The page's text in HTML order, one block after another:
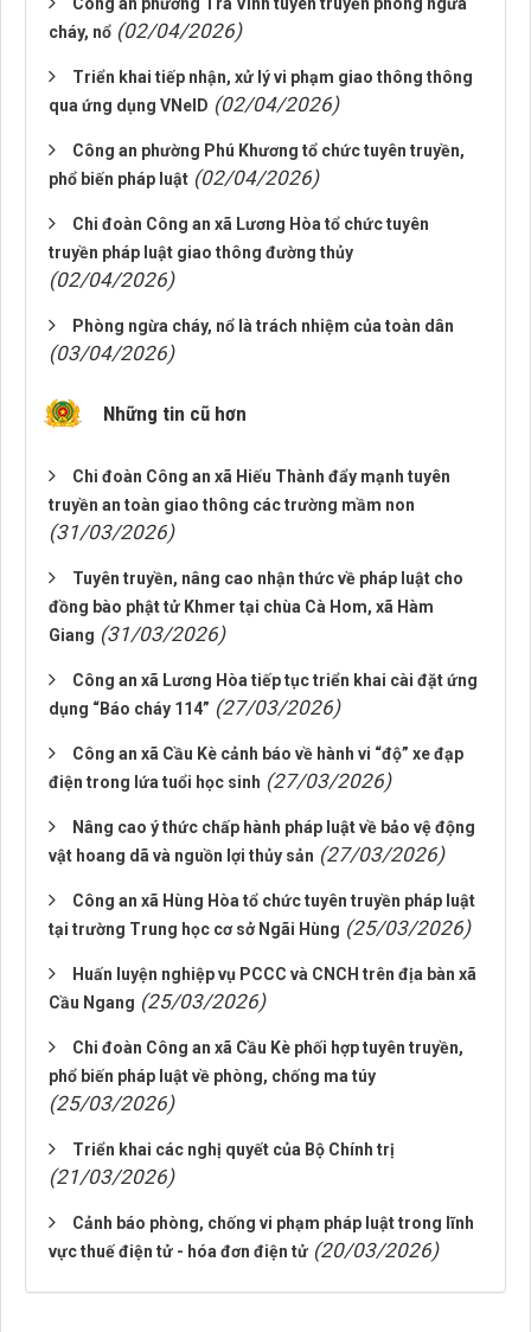
cháy, nổ (02/04/2026)
Triển khai tiếp nhận, xử lý vi phạm giao thông thông
qua ứng dụng VNeID (02/04/2026)
Công an phường Phú Khương tổ chức tuyên truyền,
phổ biến pháp luật (02/04/2026)
Chi đoàn Công an xã Lương Hòa tổ chức tuyên
truyền pháp luật giao thông đường thủy
(02/04/2026)
Phòng ngừa cháy, nổ là trách nhiệm của toàn dân
(03/04/2026)
Những tin cũ hơn
Chi đoàn Công an xã Hiếu Thành đẩy mạnh tuyên
truyền an toàn giao thông các trường mầm non
(31/03/2026)
Tuyên truyền, nâng cao nhận thức về pháp luật cho
đồng bào phật tử Khmer tại chùa Cà Hom, xã Hàm
Giang (31/03/2026)
Công an xã Lương Hòa tiếp tục triển khai cài đặt ứng
dụng “Báo cháy 114” (27/03/2026)
Công an xã Cầu Kè cảnh báo về hành vi “độ” xe đạp
điện trong lứa tuổi học sinh (27/03/2026)
Nâng cao ý thức chấp hành pháp luật về bảo vệ động
vật hoang dã và nguồn lợi thủy sản (27/03/2026)
Công an xã Hùng Hòa tổ chức tuyên truyền pháp luật
tại trường Trung học cơ sở Ngãi Hùng (25/03/2026)
Huấn luyện nghiệp vụ PCCC và CNCH trên địa bàn xã
Cầu Ngang (25/03/2026)
Chi đoàn Công an xã Cầu Kè phối hợp tuyên truyền,
phổ biến pháp luật về phòng, chống ma túy
(25/03/2026)
Triển khai các nghị quyết của Bộ Chính trị
(21/03/2026)
Cảnh báo phòng, chống vi phạm pháp luật trong lĩnh
vực thuế điện tử - hóa đơn điện tử (20/03/2026)